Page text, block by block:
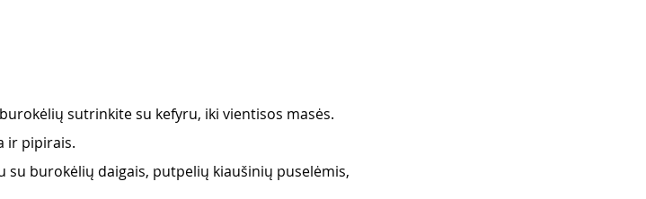
sutrinkite su kefyru, iki vientisos masės.
ir pipirais.
su burokėlių daigais, putpelių kiaušinių puselėmis,